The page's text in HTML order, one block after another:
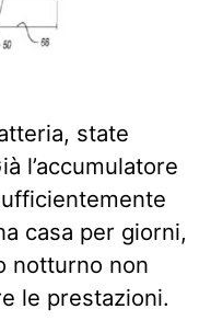
state
l’accumulatore
casa per giorni,
notturno non
le prestazioni.